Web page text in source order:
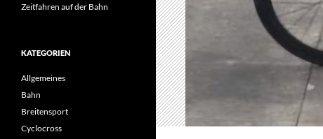
Zeitfahren auf der Bahn
KATEGORIEN
Allgemeines
Bahn
Breitensport
Cyclocross